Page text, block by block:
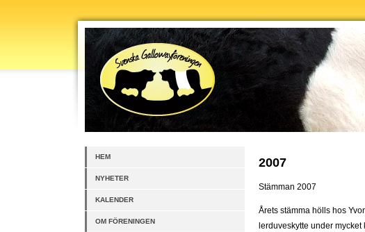
HEM
NYHETER
KALENDER
OM FÖRENINGEN
2007
Stämman 2007
Årets stämma hölls hos
lerduveskytte under